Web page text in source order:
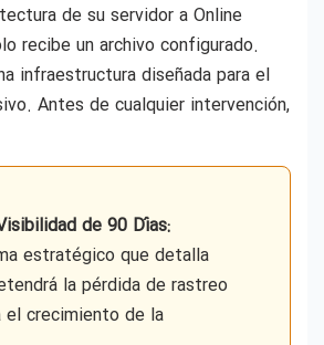
de su servidor a Online
recibe un archivo configurado.
infraestructura diseñada para el
Antes de cualquier intervención,
de 90 Días:
estratégico que detalla
la pérdida de rastreo
el crecimiento de la